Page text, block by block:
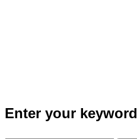
Enter your keyword